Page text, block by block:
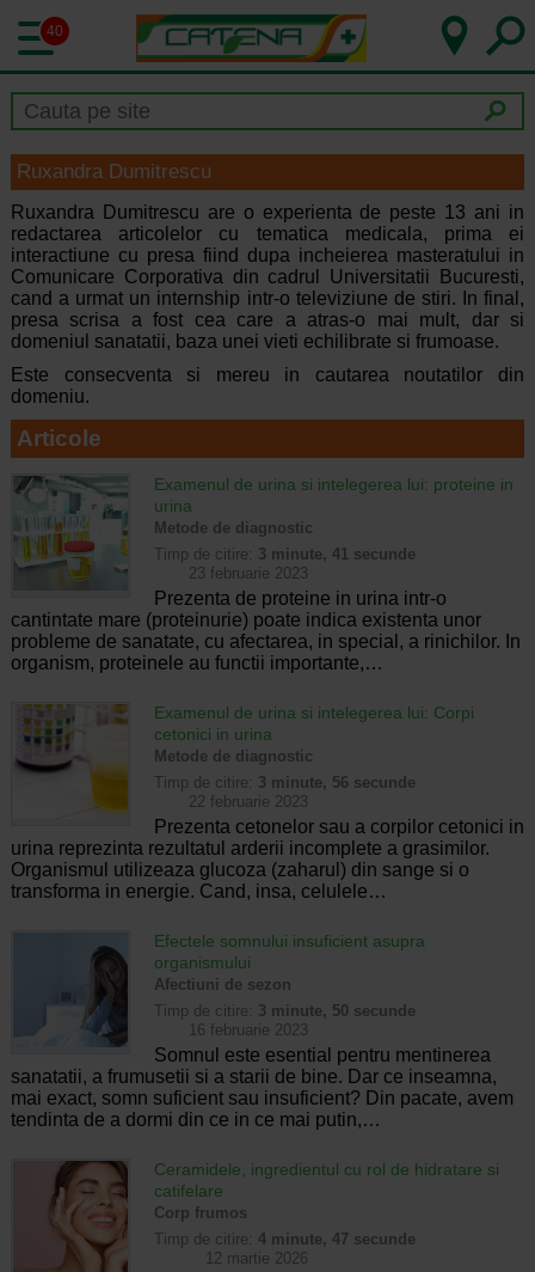
40
Ruxandra Dumitrescu
Ruxandra Dumitrescu are o experienta de peste 13 ani in
redactarea articolelor cu tematica medicala, prima ei
interactiune cu presa fiind dupa incheierea masteratului in
Comunicare Corporativa din cadrul Universitatii Bucuresti,
cand a urmat un internship intr-o televiziune de stiri. In final,
presa scrisa a fost cea care a atras-o mai mult, dar si
domeniul sanatatii, baza unei vieti echilibrate si frumoase.
Este consecventa si mereu in cautarea noutatilor din
domeniu.
Articole
Examenul de urina si intelegerea lui: proteine in
urina
Metode de diagnostic
Timp de citire: 3 minute, 41 secunde
23 februarie 2023
Prezenta de proteine in urina intr-o
cantintate mare (proteinurie) poate indica existenta unor
probleme de sanatate, cu afectarea, in special, a rinichilor. In
organism, proteinele au functii importante,…
Examenul de urina si intelegerea lui: Corpi
cetonici in urina
Metode de diagnostic
Timp de citire: 3 minute, 56 secunde
22 februarie 2023
Prezenta cetonelor sau a corpilor cetonici in
urina reprezinta rezultatul arderii incomplete a grasimilor.
Organismul utilizeaza glucoza (zaharul) din sange si o
transforma in energie. Cand, insa, celulele…
Efectele somnului insuficient asupra
organismului
Afectiuni de sezon
Timp de citire: 3 minute, 50 secunde
16 februarie 2023
Somnul este esential pentru mentinerea
sanatatii, a frumusetii si a starii de bine. Dar ce inseamna,
mai exact, somn suficient sau insuficient? Din pacate, avem
tendinta de a dormi din ce in ce mai putin,…
Ceramidele, ingredientul cu rol de hidratare si
catifelare
Corp frumos
Timp de citire: 4 minute, 47 secunde
12 martie 2026